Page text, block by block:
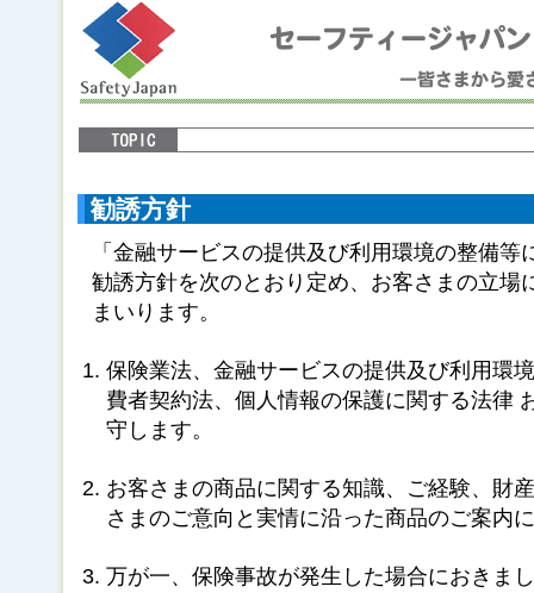
勧誘方針
「金融サービスの提供及び利用環境の整備
勧誘方針を次のとおり定め、お客さまの立場
まいります。
保険業法、金融サービスの提供及び利用環
費者契約法、個人情報の保護に関する法律
守します。
お客さまの商品に関する知識、ご経験、財
さまのご意向と実情に沿った商品のご案内
万が一、保険事故が発生した場合におきま